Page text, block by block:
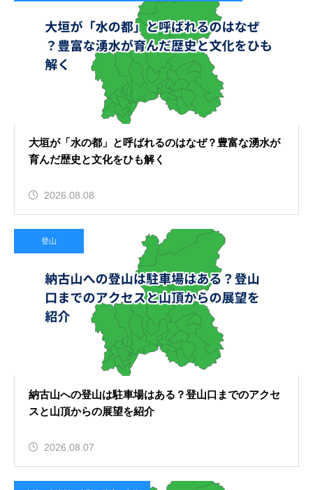
大垣が「水の都」と呼ばれるのはなぜ？豊富な湧水が
育んだ歴史と文化をひも解く
2026.08.08
登山
納古山への登山は駐車場はある？登山口までのアクセ
スと山頂からの展望を紹介
2026.08.07